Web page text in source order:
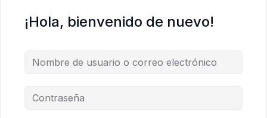
¡Hola, bienvenido de nuevo!